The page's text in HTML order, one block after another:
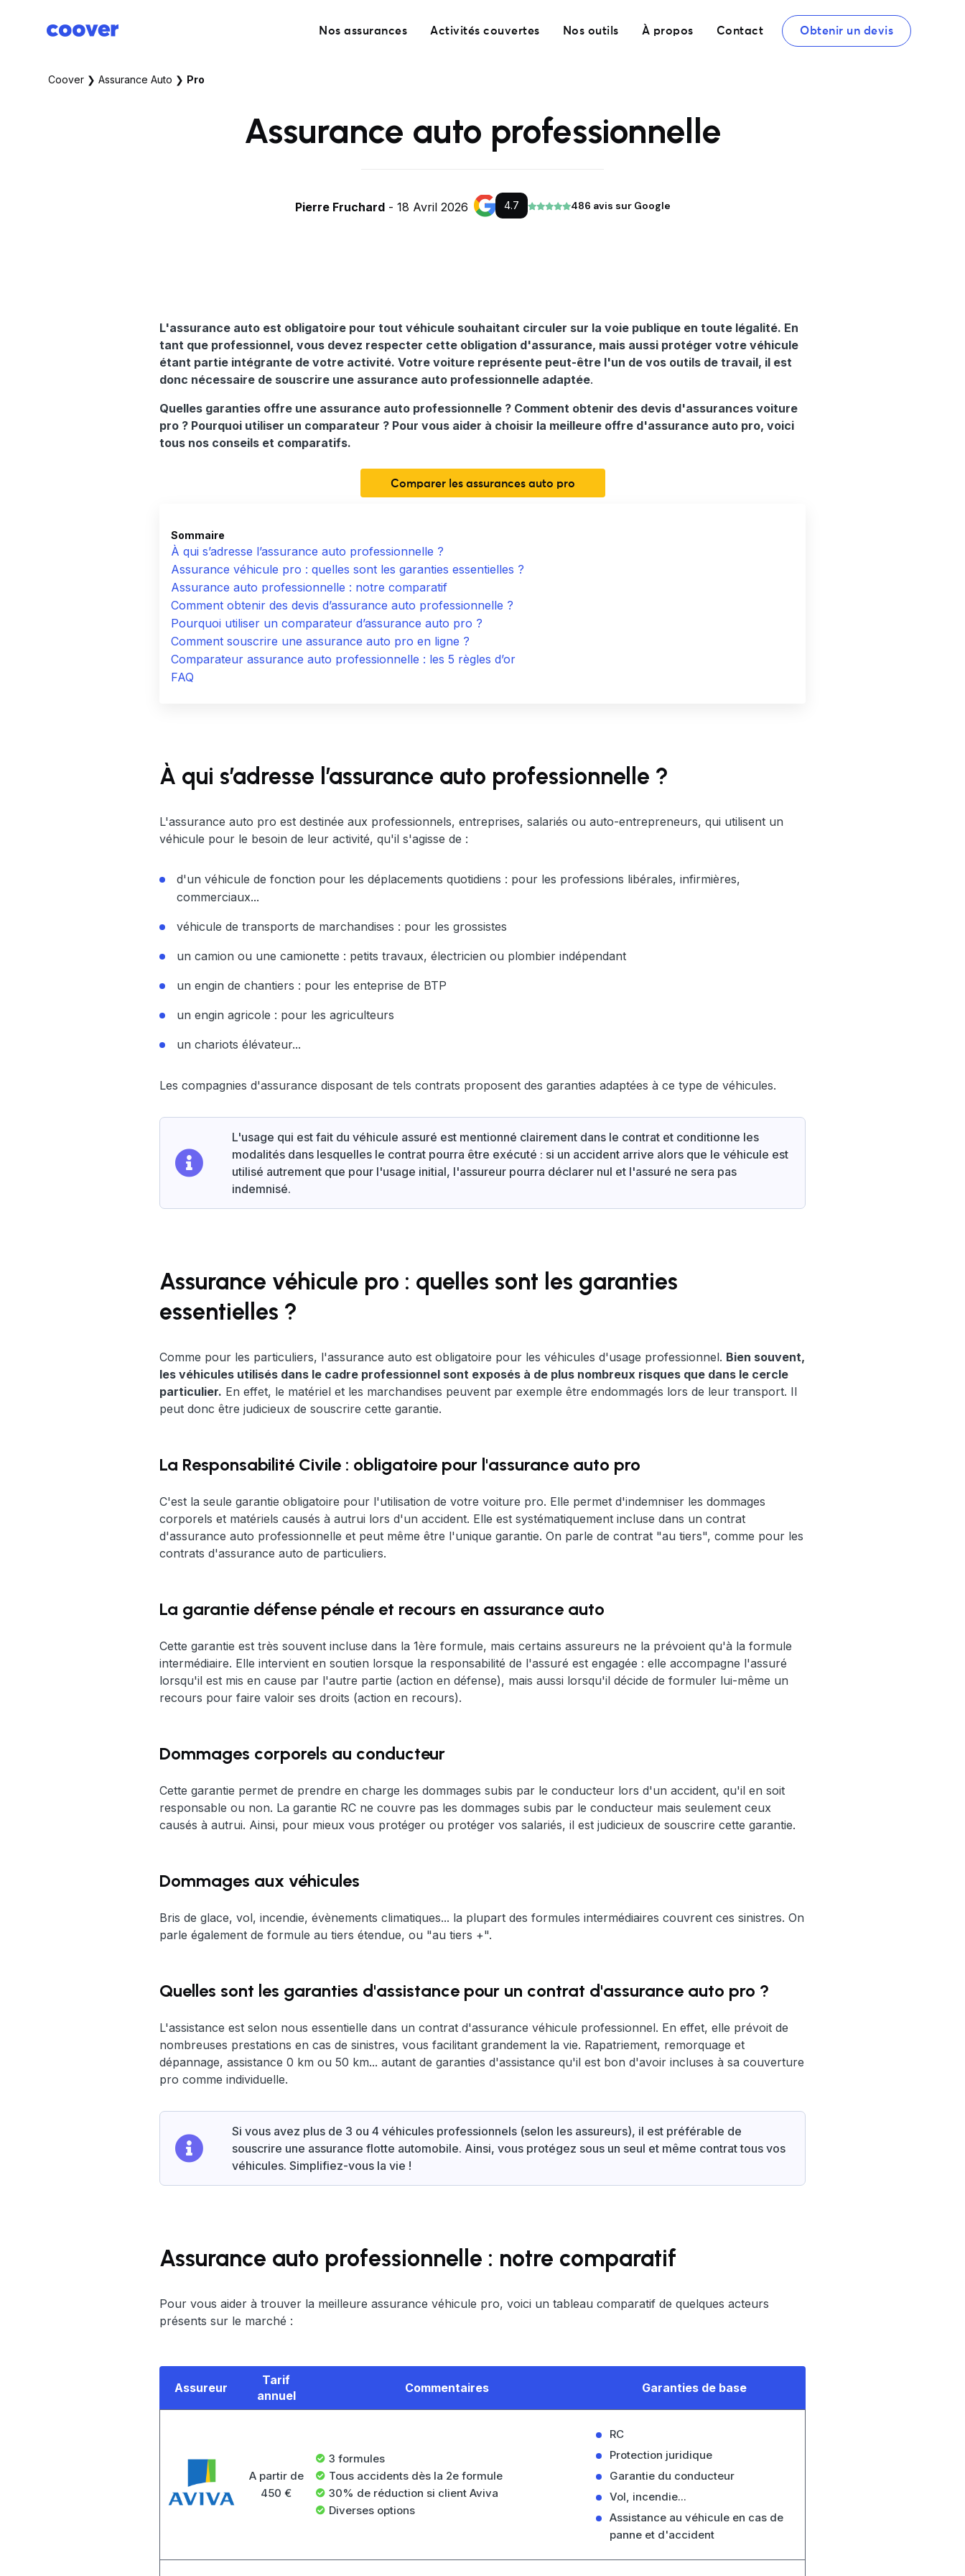
Nos assurances Activités couvertes Nos outils À propos Contact Obtenir un devis
Coover ❯ Assurance Auto ❯ Pro
Assurance auto professionnelle
Pierre Fruchard- 18 Avril 2026 4.7 486 avis sur Google
L'assurance auto est obligatoire pour tout véhicule souhaitant circuler sur la voie publique en toute légalité. En
tant que professionnel, vous devez respecter cette obligation d'assurance, mais aussi protéger votre véhicule
étant partie intégrante de votre activité. Votre voiture représente peut-être l'un de vos outils de travail, il est
donc nécessaire de souscrire une assurance auto professionnelle adaptée.
Quelles garanties offre une assurance auto professionnelle ? Comment obtenir des devis d'assurances voiture
pro ? Pourquoi utiliser un comparateur ? Pour vous aider à choisir la meilleure offre d'assurance auto pro, voici
tous nos conseils et comparatifs.
Comparer les assurances auto pro
Sommaire
À qui s’adresse l’assurance auto professionnelle ?
Assurance véhicule pro : quelles sont les garanties essentielles ?
Assurance auto professionnelle : notre comparatif
Comment obtenir des devis d’assurance auto professionnelle ?
Pourquoi utiliser un comparateur d’assurance auto pro ?
Comment souscrire une assurance auto pro en ligne ?
Comparateur assurance auto professionnelle : les 5 règles d’or
FAQ
À qui s’adresse l’assurance auto professionnelle ?
L'assurance auto pro est destinée aux professionnels, entreprises, salariés ou auto-entrepreneurs, qui utilisent un
véhicule pour le besoin de leur activité, qu'il s'agisse de :
d'un véhicule de fonction pour les déplacements quotidiens : pour les professions libérales, infirmières,
commerciaux...
véhicule de transports de marchandises : pour les grossistes
un camion ou une camionette : petits travaux, électricien ou plombier indépendant
un engin de chantiers : pour les enteprise de BTP
un engin agricole : pour les agriculteurs
un chariots élévateur...
Les compagnies d'assurance disposant de tels contrats proposent des garanties adaptées à ce type de véhicules.
L'usage qui est fait du véhicule assuré est mentionné clairement dans le contrat et conditionne les
modalités dans lesquelles le contrat pourra être exécuté : si un accident arrive alors que le véhicule est
utilisé autrement que pour l'usage initial, l'assureur pourra déclarer nul et l'assuré ne sera pas
indemnisé.
Assurance véhicule pro : quelles sont les garanties
essentielles ?
Comme pour les particuliers, l'assurance auto est obligatoire pour les véhicules d'usage professionnel. Bien souvent,
les véhicules utilisés dans le cadre professionnel sont exposés à de plus nombreux risques que dans le cercle
particulier. En effet, le matériel et les marchandises peuvent par exemple être endommagés lors de leur transport. Il
peut donc être judicieux de souscrire cette garantie.
La Responsabilité Civile : obligatoire pour l'assurance auto pro
C'est la seule garantie obligatoire pour l'utilisation de votre voiture pro. Elle permet d'indemniser les dommages
corporels et matériels causés à autrui lors d'un accident. Elle est systématiquement incluse dans un contrat
d'assurance auto professionnelle et peut même être l'unique garantie. On parle de contrat "au tiers", comme pour les
contrats d'assurance auto de particuliers.
La garantie défense pénale et recours en assurance auto
Cette garantie est très souvent incluse dans la 1ère formule, mais certains assureurs ne la prévoient qu'à la formule
intermédiaire. Elle intervient en soutien lorsque la responsabilité de l'assuré est engagée : elle accompagne l'assuré
lorsqu'il est mis en cause par l'autre partie (action en défense), mais aussi lorsqu'il décide de formuler lui-même un
recours pour faire valoir ses droits (action en recours).
Dommages corporels au conducteur
Cette garantie permet de prendre en charge les dommages subis par le conducteur lors d'un accident, qu'il en soit
responsable ou non. La garantie RC ne couvre pas les dommages subis par le conducteur mais seulement ceux
causés à autrui. Ainsi, pour mieux vous protéger ou protéger vos salariés, il est judicieux de souscrire cette garantie.
Dommages aux véhicules
Bris de glace, vol, incendie, évènements climatiques... la plupart des formules intermédiaires couvrent ces sinistres. On
parle également de formule au tiers étendue, ou "au tiers +".
Quelles sont les garanties d'assistance pour un contrat d'assurance auto pro ?
L'assistance est selon nous essentielle dans un contrat d'assurance véhicule professionnel. En effet, elle prévoit de
nombreuses prestations en cas de sinistres, vous facilitant grandement la vie. Rapatriement, remorquage et
dépannage, assistance 0 km ou 50 km... autant de garanties d'assistance qu'il est bon d'avoir incluses à sa couverture
pro comme individuelle.
Si vous avez plus de 3 ou 4 véhicules professionnels (selon les assureurs), il est préférable de
souscrire une assurance flotte automobile. Ainsi, vous protégez sous un seul et même contrat tous vos
véhicules. Simplifiez-vous la vie !
Assurance auto professionnelle : notre comparatif
Pour vous aider à trouver la meilleure assurance véhicule pro, voici un tableau comparatif de quelques acteurs
présents sur le marché :
Assureur
Tarif
annuel
Commentaires Garanties de base
A partir de
450 €
3 formules
Tous accidents dès la 2e formule
30% de réduction si client Aviva
Diverses options
RC
Protection juridique
Garantie du conducteur
Vol, incendie...
Assistance au véhicule en cas de
panne et d'accident